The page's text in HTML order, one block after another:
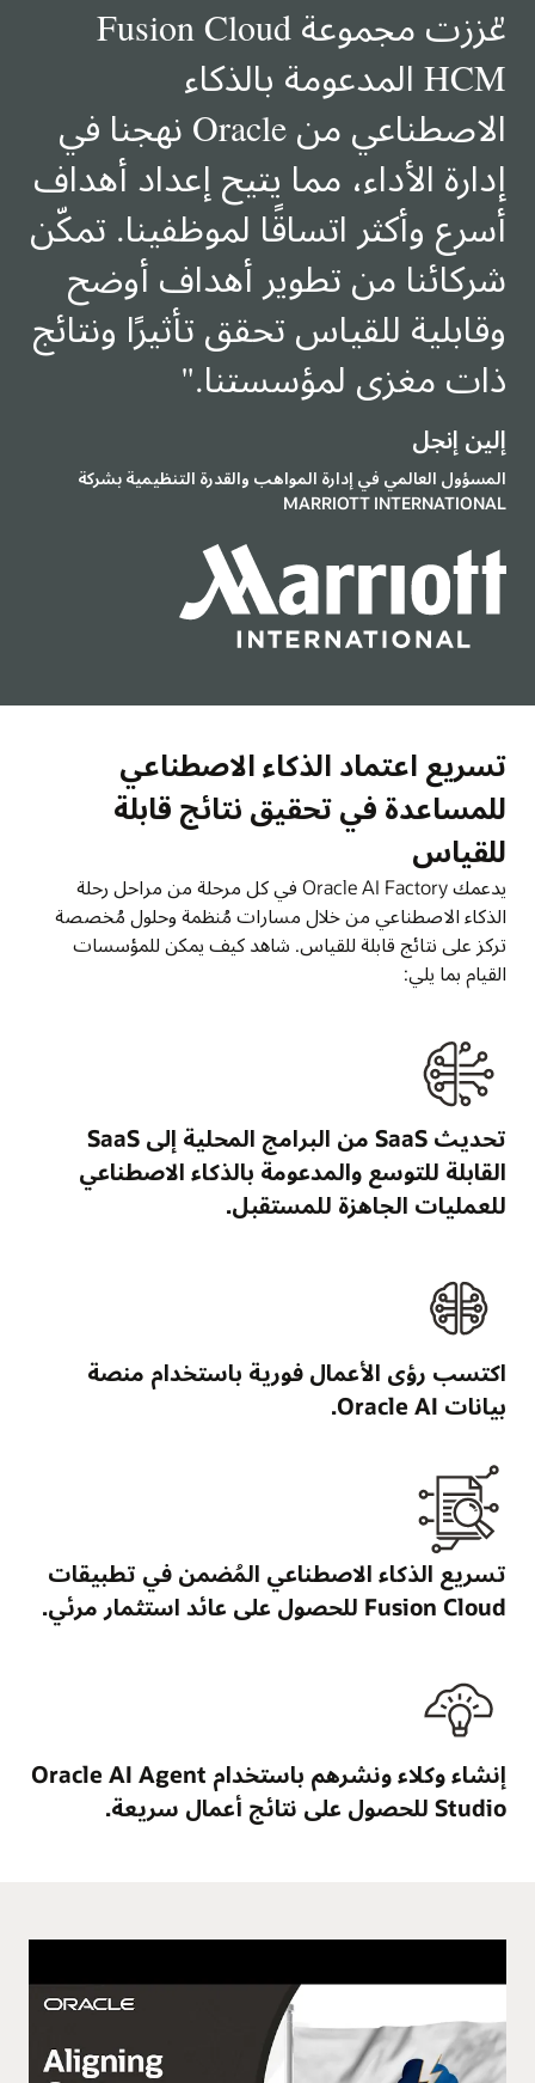
"
عززت مجموعة Fusion Cloud
HCM المدعومة بالذكاء
الاصطناعي من Oracle نهجنا في
إدارة الأداء، مما يتيح إعداد أهداف
أسرع وأكثر اتساقًا لموظفينا. تمكّن
شركائنا من تطوير أهداف أوضح
وقابلية للقياس تحقق تأثيرًا ونتائج
ذات مغزى لمؤسستنا."
إلين إنجل
المسؤول العالمي في إدارة المواهب والقدرة التنظيمية بشركة
MARRIOTT INTERNATIONAL
تسريع اعتماد الذكاء الاصطناعي
للمساعدة في تحقيق نتائج قابلة
للقياس
يدعمك Oracle AI Factory في كل مرحلة من مراحل رحلة
الذكاء الاصطناعي من خلال مسارات مُنظمة وحلول مُخصصة
تركز على نتائج قابلة للقياس. شاهد كيف يمكن للمؤسسات
القيام بما يلي:
تحديث SaaS من البرامج المحلية إلى SaaS
القابلة للتوسع والمدعومة بالذكاء الاصطناعي
للعمليات الجاهزة للمستقبل.
اكتسب رؤى الأعمال فورية باستخدام منصة
بيانات Oracle AI.
تسريع الذكاء الاصطناعي المُضمن في تطبيقات
Fusion Cloud للحصول على عائد استثمار مرئي.
إنشاء وكلاء ونشرهم باستخدام Oracle AI Agent
Studio للحصول على نتائج أعمال سريعة.